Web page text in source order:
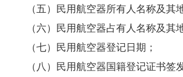
（五）民用航空器所有人名称及其
（六）民用航空器占有人名称及其
（七）民用航空器登记日期；
（八）民用航空器国籍登记证书签